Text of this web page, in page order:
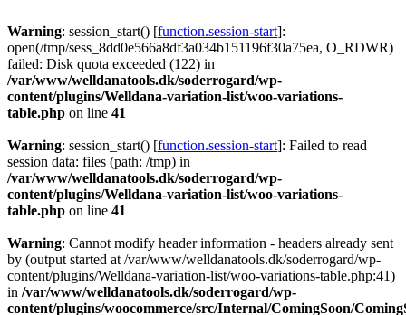
Warning: session_start() [function.session-start]:
open(/tmp/sess_8dd0e566a8df3a034b151196f30a75ea, O_RDWR)
failed: Disk quota exceeded (122) in
/var/www/welldanatools.dk/soderrogard/wp-
content/plugins/Welldana-variation-list/woo-variations-
table.php on line 41
Warning: session_start() [function.session-start]: Failed to read
session data: files (path: /tmp) in
/var/www/welldanatools.dk/soderrogard/wp-
content/plugins/Welldana-variation-list/woo-variations-
table.php on line 41
Warning: Cannot modify header information - headers already sent
by (output started at /var/www/welldanatools.dk/soderrogard/wp-
content/plugins/Welldana-variation-list/woo-variations-table.php:41)
in /var/www/welldanatools.dk/soderrogard/wp-
content/plugins/woocommerce/src/Internal/ComingSoon/